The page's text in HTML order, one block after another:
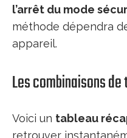
l’arrêt du mode
méthode dépendra
appareil.
Les combinaisons
Voici un tableau
retrouver